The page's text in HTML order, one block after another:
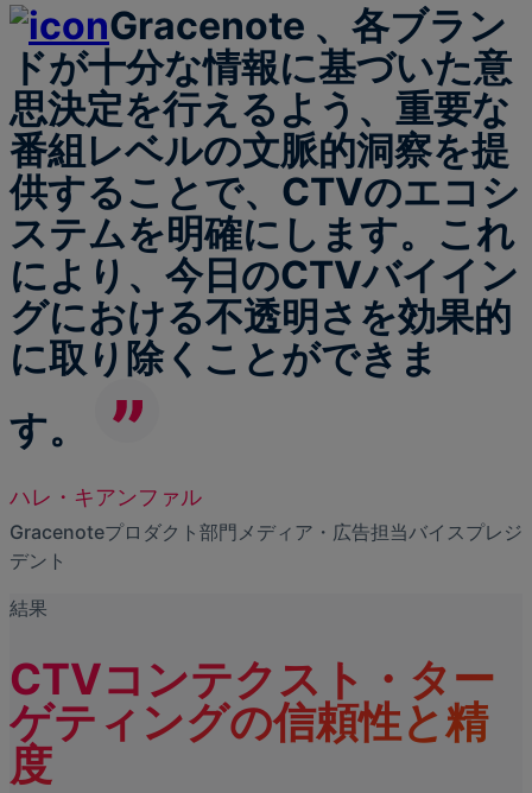
Gracenote 、各ブラン
ドが十分な情報に基づいた意
思決定を行えるよう、重要な
番組レベルの文脈的洞察を提
供することで、CTVのエコシ
ステムを明確にします。これ
により、今日のCTVバイイン
グにおける不透明さを効果的
に取り除くことができま
す。
ハレ・キアンファル
Gracenoteプロダクト部門メディア・広告担当バイスプレジ
デント
結果
CTVコンテクスト・ター
ゲティングの信頼性と精
度